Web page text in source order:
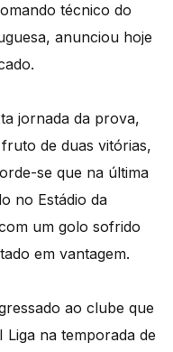
técnico do
anunciou hoje
jornada da prova,
de duas vitórias,
se que na última
no Estádio da
um golo sofrido
em vantagem.
ao clube que
na temporada de